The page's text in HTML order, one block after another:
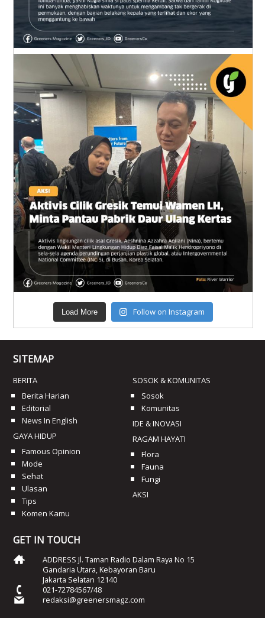
Load More Follow on Instagram
SITEMAP
BERITA
Berita Harian
Editorial
News In English
GAYA HIDUP
Famous Opinion
Mode
Sehat
Ulasan
Tips
Komen Kamu
SOSOK & KOMUNITAS
Sosok
Komunitas
IDE & INOVASI
RAGAM HAYATI
Flora
Fauna
Fungi
AKSI
GET IN TOUCH
ADDRESS Jl. Taman Radio Dalam Raya No 15
Gandaria Utara, Kebayoran Baru
Jakarta Selatan 12140
021-72784567/48
redaksi@greenersmagz.com